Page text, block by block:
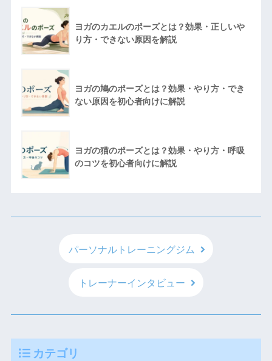
ヨガのカエルのポーズとは？効果・正しいや
り方・できない原因を解説
ヨガの鳩のポーズとは？効果・やり方・でき
ない原因を初心者向けに解説
ヨガの猫のポーズとは？効果・やり方・呼吸
のコツを初心者向けに解説
パーソナルトレーニングジム
トレーナーインタビュー
カテゴリ